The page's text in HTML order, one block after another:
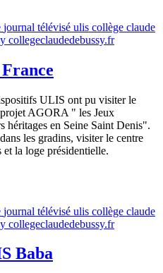
journal télévisé ulis collège claude
collegeclaudedebussy.fr
ULIS ont pu visiter le
AGORA " les Jeux
héritages en Seine Saint Denis".
les gradins, visiter le centre
et la loge présidentielle.
journal télévisé ulis collège claude
collegeclaudedebussy.fr
Baba